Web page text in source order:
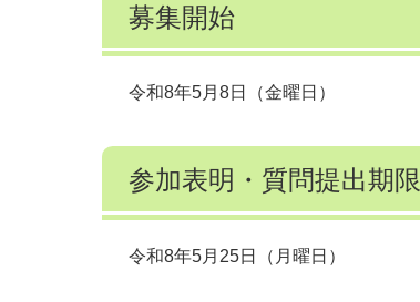
募集開始
令和8年5月8日（金曜日）
参加表明・質問提出期限
令和8年5月25日（月曜日）